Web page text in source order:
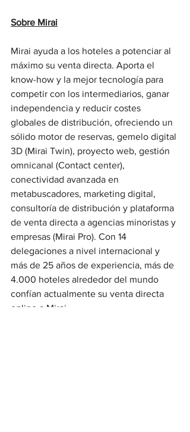
Sobre Mirai
Mirai ayuda a los hoteles a potenciar al
máximo su venta directa. Aporta el
know-how y la mejor tecnología para
competir con los intermediarios, ganar
independencia y reducir costes
globales de distribución, ofreciendo un
sólido motor de reservas, gemelo digital
3D (Mirai Twin), proyecto web, gestión
omnicanal (Contact center),
conectividad avanzada en
metabuscadores, marketing digital,
consultoría de distribución y plataforma
de venta directa a agencias minoristas y
empresas (Mirai Pro). Con 14
delegaciones a nivel internacional y
más de 25 años de experiencia, más de
4.000 hoteles alrededor del mundo
confían actualmente su venta directa
online a Mirai.